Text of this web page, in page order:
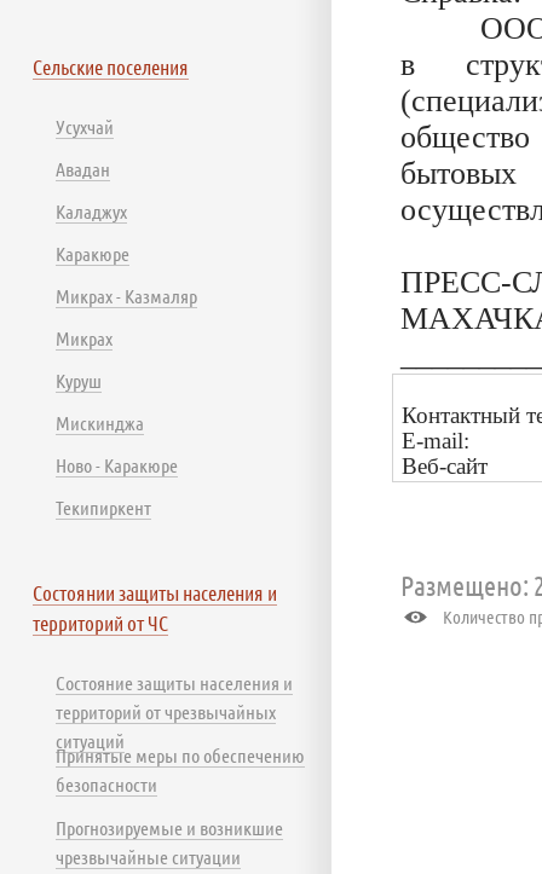
ООО
в
ПРЕСС-
Контактный
Е-mail:
Веб-сайт
Размещено:
Количество
Сельские поселения
Усухчай
Авадан
Каладжух
Каракюре
Микрах - Казмаляр
Микрах
Куруш
Мискинджа
Ново - Каракюре
Текипиркент
Состоянии защиты населения и
территорий от ЧС
Состояние защиты населения и
территорий от чрезвычайных
ситуаций
Принятые меры по обеспечению
безопасности
Прогнозируемые и возникшие
чрезвычайные ситуации